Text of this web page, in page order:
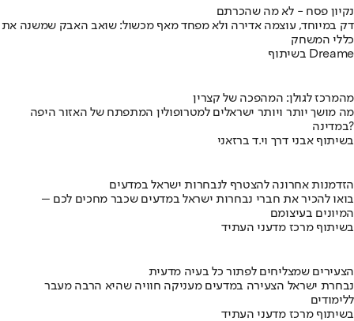
נקיון פסח - לא מה שהכרתם
דק במיוחד, עוצמה אדירה ולא מפחד מאף מכשול: שואב האבק שמשנה את
כללי המשחק
בשיתוף Dreame
מהמרכז לגולן: המהפכה של קצרין
מה מושך יותר ויותר ישראלים למטרופולין המתפתח של האזור היפה
במדינה?
בשיתוף אבני דרך וי.ד ברזאני
הזדמנות אחרונה להצטרף לנבחרות ישראל במדעים
בואו להכיר את חברי נבחרות ישראל במדעים שכבר מחכים לכם –
המיונים בעיצומם
בשיתוף מרכז מדעני העתיד
הצעירים שמצליחים לפתור כל בעיה מדעית
נבחרת ישראל הצעירה במדעים מעניקה חוויה שהיא הרבה מעבר
ללימודים
בשיתוף מרכז מדעני העתיד